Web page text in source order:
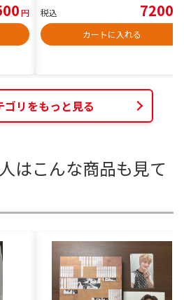
円
税込 7200
カートに入れる
ゴリをもっと見る
はこんな商品も見て